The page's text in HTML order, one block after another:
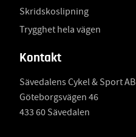
Skridskoslipning
Trygghet hela vägen
Kontakt
Sävedalens Cykel & Sport AB
Göteborgsvägen 46
433 60 Sävedalen